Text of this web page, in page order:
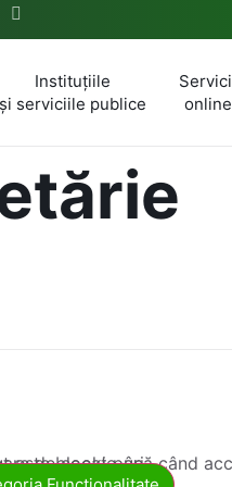
Instituțiile
și serviciile publice
online
categoria corespunzătoare de cookie-uri.